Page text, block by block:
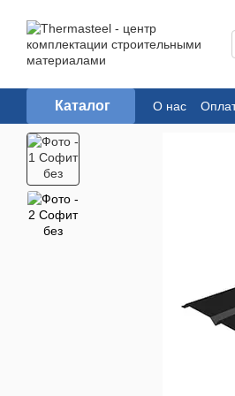
Каталог О нас